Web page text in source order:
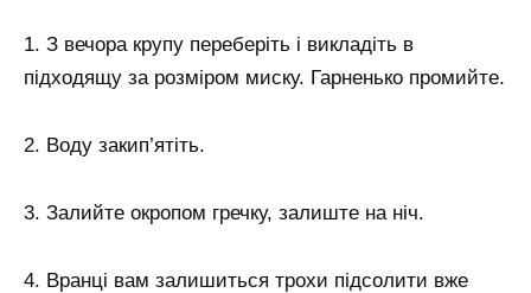
1. З вечора крупу переберіть і викладіть в
підходящу за розміром миску. Гарненько промийте.
2. Воду закип’ятіть.
3. Залийте окропом гречку, залиште на ніч.
4. Вранці вам залишиться трохи підсолити вже